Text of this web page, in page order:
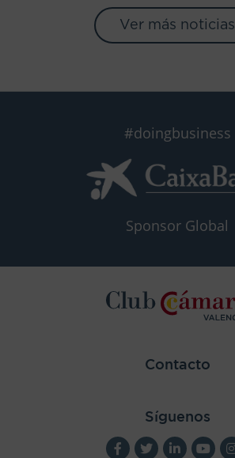
Ver más noticias
#doingbusiness
Sponsor Global
Contacto
Síguenos